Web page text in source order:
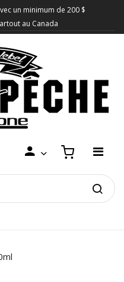
un minimum de 200 $
au Canada